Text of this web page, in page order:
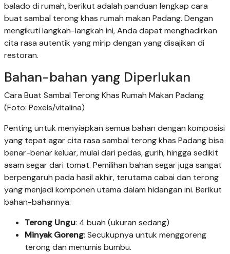
balado di rumah, berikut adalah panduan lengkap cara
buat sambal terong khas rumah makan Padang. Dengan
mengikuti langkah-langkah ini, Anda dapat menghadirkan
cita rasa autentik yang mirip dengan yang disajikan di
restoran.
Bahan-bahan yang Diperlukan
Cara Buat Sambal Terong Khas Rumah Makan Padang
(Foto: Pexels/vitalina)
Penting untuk menyiapkan semua bahan dengan komposisi
yang tepat agar cita rasa sambal terong khas Padang bisa
benar-benar keluar, mulai dari pedas, gurih, hingga sedikit
asam segar dari tomat. Pemilihan bahan segar juga sangat
berpengaruh pada hasil akhir, terutama cabai dan terong
yang menjadi komponen utama dalam hidangan ini. Berikut
bahan-bahannya:
Terong Ungu: 4 buah (ukuran sedang)
Minyak Goreng: Secukupnya untuk menggoreng
terong dan menumis bumbu.